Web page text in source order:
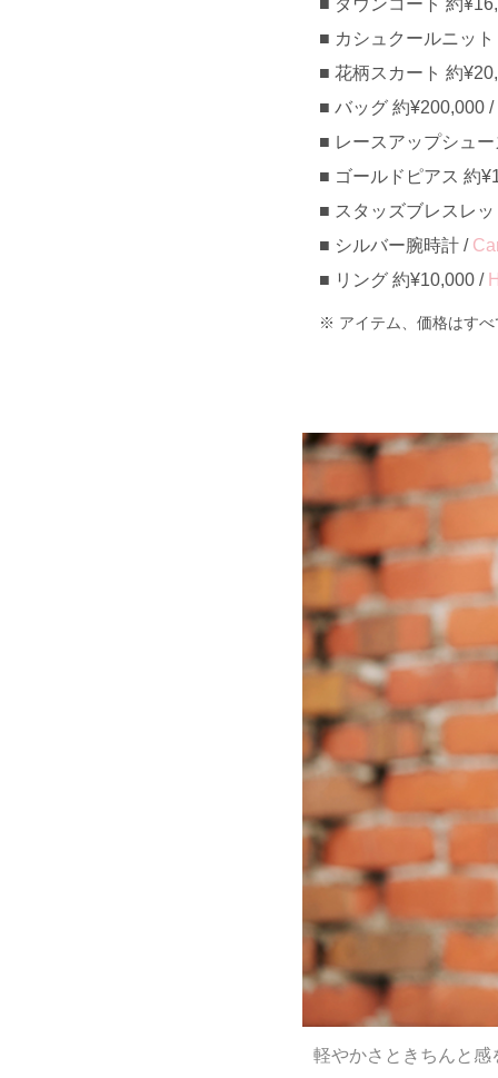
ダウンコート 約
カシュクールニッ
花柄スカート 約
バッグ 約¥200,000 /
レースアップシュ
ゴールドピアス 約
スタッズブレスレ
シルバー腕時計 /
リング 約¥10,000 /
アイテム、価格はす
軽やかさときちんと